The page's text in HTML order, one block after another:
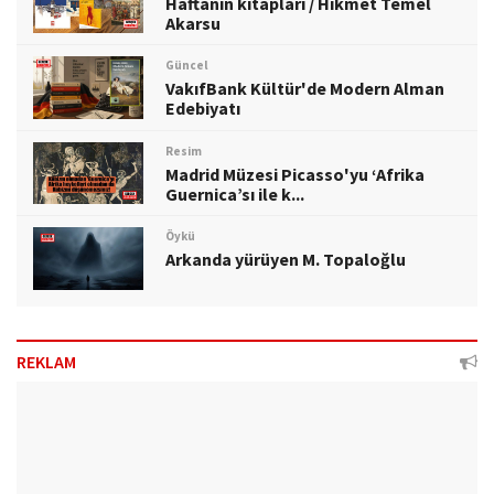
Akarsu
Güncel
VakıfBank Kültür'de Modern Alman
Edebiyatı
Resim
Madrid Müzesi Picasso'yu ‘Afrika
Guernica’sı ile k...
Öykü
Arkanda yürüyen M. Topaloğlu
REKLAM